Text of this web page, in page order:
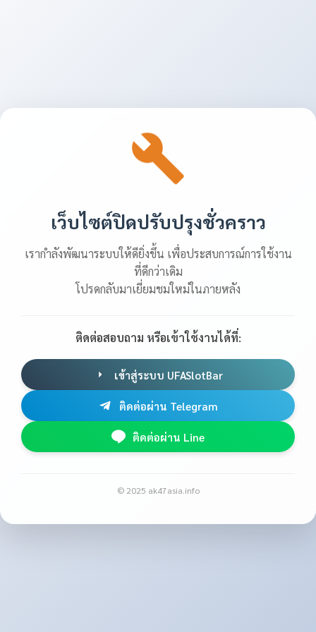
เว็บไซต์ปิดปรับปรุงชั่วคราว
เรากำลังพัฒนาระบบให้ดียิ่งขึ้น เพื่อประสบการณ์การใช้งาน
ที่ดีกว่าเดิม
โปรดกลับมาเยี่ยมชมใหม่ในภายหลัง
ติดต่อสอบถาม หรือเข้าใช้งานได้ที่:
เข้าสู่ระบบ UFASlotBar
ติดต่อผ่าน Telegram
ติดต่อผ่าน Line
© 2025 ak47asia.info